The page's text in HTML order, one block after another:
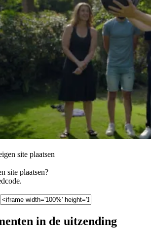
site plaatsen
site plaatsen?
in de uitzending